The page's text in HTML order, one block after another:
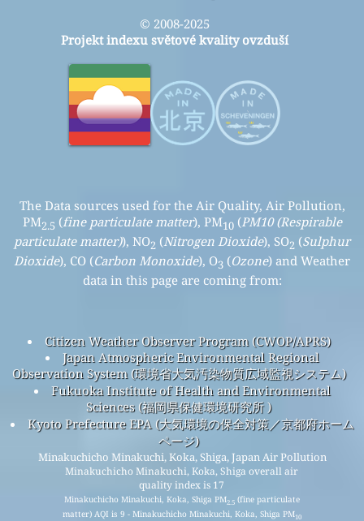
© 2008-2025
Projekt indexu světové kvality ovzduší
The Data sources used for the Air Quality, Air Pollution,
PM2.5 (fine particulate matter), PM10(PM10 (Respirable
particulate matter)), NO2 (Nitrogen Dioxide), SO2 (Sulphur
Dioxide), CO (Carbon Monoxide), O3 (Ozone) and Weather
data in this page are coming from:
Citizen Weather Observer Program (CWOP/APRS)
Japan Atmospheric Environmental Regional
Observation System (環境省大気汚染物質広域監視システム)
Fukuoka Institute of Health and Environmental
Sciences (福岡県保健環境研究所 )
Kyoto Prefecture EPA (大気環境の保全対策／京都府ホーム
ページ)
Minakuchicho Minakuchi, Koka, Shiga, Japan Air Pollution
Minakuchicho Minakuchi, Koka, Shiga overall air
quality index is 17
Minakuchicho Minakuchi, Koka, Shiga PM2.5(fine particulate
matter) AQI is 9 - Minakuchicho Minakuchi, Koka, Shiga PM10